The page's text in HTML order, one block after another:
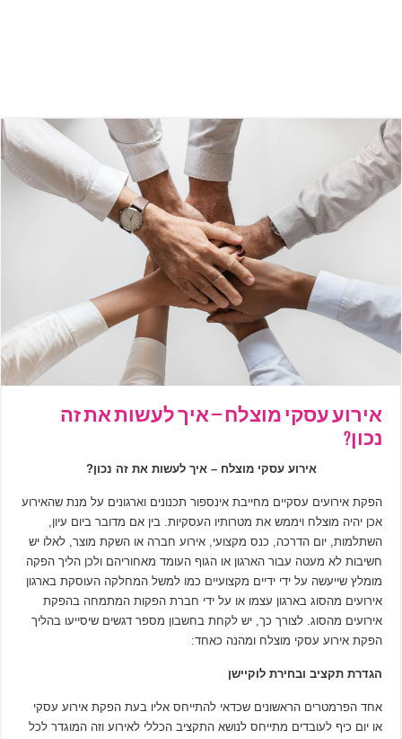
אירוע עסקי מוצלח – איך לעשות את זה
נכון?
אירוע עסקי מוצלח – איך לעשות את זה נכון?
הפקת אירועים עסקיים מחייבת אינספור תכנונים וארגונים על מנת שהאירוע
אכן יהיה מוצלח ויממש את מטרותיו העסקיות. בין אם מדובר ביום עיון,
השתלמות, יום הדרכה, כנס מקצועי, אירוע חברה או השקת מוצר, לאלו יש
חשיבות לא מעטה עבור הארגון או הגוף העומד מאחוריהם ולכן הליך הפקה
מומלץ שייעשה על ידי ידיים מקצועיים כמו למשל המחלקה העוסקת בארגון
אירועים מהסוג בארגון עצמו או על ידי חברת הפקות המתמחה בהפקת
אירועים מהסוג. לצורך כך, יש לקחת בחשבון מספר דגשים שיסייעו בהליך
הפקת אירוע עסקי מוצלח ומהנה כאחד:
הגדרת תקציב ובחירת לוקיישן
אחד הפרמטרים הראשונים שכדאי להתייחס אליו בעת הפקת אירוע עסקי
או יום כיף לעובדים מתייחס לנושא התקציב הכללי לאירוע וזה המוגדר לכל